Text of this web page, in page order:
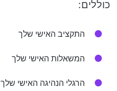
כוללים:
התקציב האישי שלך
המשאלות האישי שלך
הרגלי הנהיגה האישי שלך